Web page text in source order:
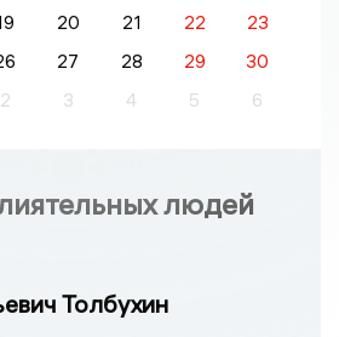
20 21 22
23
27 28 29
30
2 3 4 5 6
людей
Толбухин